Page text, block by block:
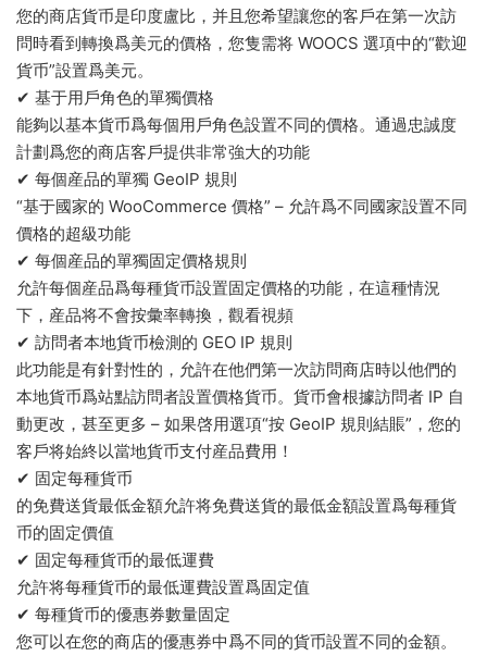
您的商店貨币是印度盧比，并且您希望讓您的客戶在第一次訪
問時看到轉換爲美元的價格，您隻需将 WOOCS 選項中的“歡迎
貨币”設置爲美元。
✔ 基于用戶角色的單獨價格
能夠以基本貨币爲每個用戶角色設置不同的價格。通過忠誠度
計劃爲您的商店客戶提供非常強大的功能
✔ 每個産品的單獨 GeoIP 規則
“基于國家的 WooCommerce 價格” – 允許爲不同國家設置不同
價格的超級功能
✔ 每個産品的單獨固定價格規則
允許每個産品爲每種貨币設置固定價格的功能，在這種情況
下，産品将不會按彙率轉換，觀看視頻
✔ 訪問者本地貨币檢測的 GEO IP 規則
此功能是有針對性的，允許在他們第一次訪問商店時以他們的
本地貨币爲站點訪問者設置價格貨币。貨币會根據訪問者 IP 自
動更改，甚至更多 – 如果啓用選項“按 GeoIP 規則結賬”，您的
客戶将始終以當地貨币支付産品費用！
✔ 固定每種貨币
的免費送貨最低金額允許将免費送貨的最低金額設置爲每種貨
币的固定價值
✔ 固定每種貨币的最低運費
允許将每種貨币的最低運費設置爲固定值
✔ 每種貨币的優惠券數量固定
您可以在您的商店的優惠券中爲不同的貨币設置不同的金額。